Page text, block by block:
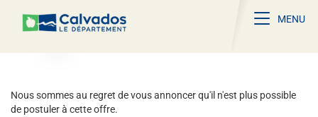
Toggle
MENU
Nous sommes au regret de vous annoncer qu'il n'est plus possible
de postuler à cette offre.